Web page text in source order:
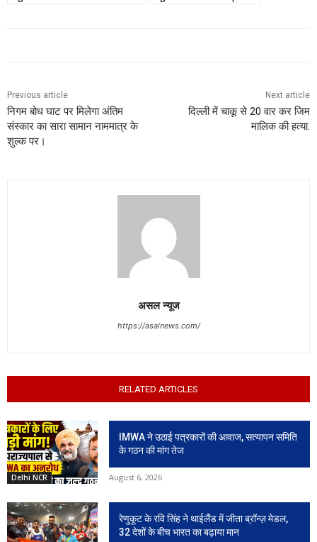
Previous article
निगम बोध घाट पर मिलेगा अंतिम
संस्कार का सारा सामान नाममात्र के
शुल्क पर।
Next article
दिल्ली में चाकू से 20 वार कर जिम
मालिक की हत्या.
असल न्यूज
https://asalnews.com/
RELATED ARTICLES
Delhi NCR
IMWA ने उठाई पत्रकारों की आवाज, सत्यापन समिति
के गठन की मांग तेज
August 6, 2026
रेणुकूट के रवि सिंह ने थाईलैंड में जीता ब्रॉन्ज़ मेडल,
32 देशों के बीच भारत का बढ़ाया मान